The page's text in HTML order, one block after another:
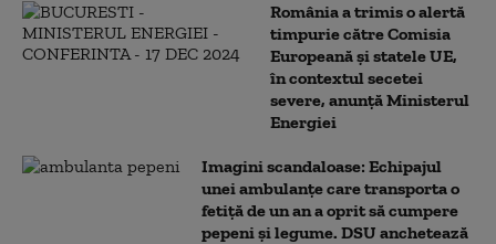
România a trimis o alertă
timpurie către Comisia
Europeană și statele UE,
în contextul secetei
severe, anunță Ministerul
Energiei
Imagini scandaloase: Echipajul
unei ambulanțe care transporta o
fetiță de un an a oprit să cumpere
pepeni și legume. DSU anchetează